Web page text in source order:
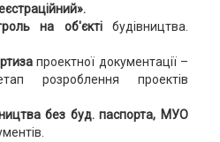
на об'єктібудівництва.
проектної документації –
розроблення проектів
без буд. паспорта, МУО